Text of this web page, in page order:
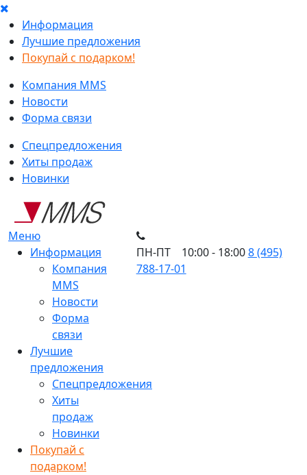
Информация
Лучшие предложения
Покупай с подарком!
Компания MMS
Новости
Форма связи
Спецпредложения
Хиты продаж
Новинки
Меню
Информация
Компания
MMS
Новости
Форма
связи
Лучшие
предложения
Спецпредложения
Хиты
продаж
Новинки
Покупай с
подарком!
ПН-ПТ 10:00 - 18:008 (495)
788-17-01